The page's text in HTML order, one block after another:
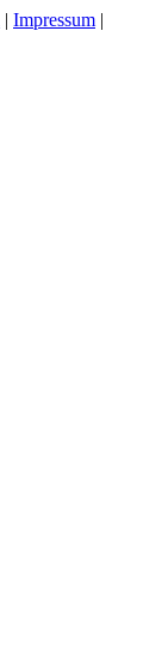
| Impressum |